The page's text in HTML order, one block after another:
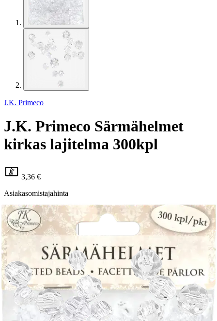
J.K. Primeco
J.K. Primeco Särmähelmet
kirkas lajitelma 300kpl
3,36 €
Asiakasomistajahinta
Hinta ilman S-Etukorttia:
3,95 €
Verkkokaupan hinta
Valitse toimitustapa
Nouto myymälästä
Ilmainen
Siirry valitsemaan myymälä
Toimitus
Kotiin tai noutopisteeseenAlk. 0 €
Ilmainen toimitus yli 100 €:n tilauksille